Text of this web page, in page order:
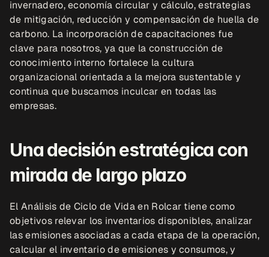
invernadero, economía circular y cálculo, estrategias
de mitigación, reducción y compensación de huella de
carbono. La incorporación de capacitaciones fue
clave para nosotros, ya que la construcción de
conocimiento interno fortalece la cultura
organizacional orientada a la mejora sustentable y
continua que buscamos inculcar en todas las
empresas.
Una decisión estratégica con
mirada de largo plazo
El Análisis de Ciclo de Vida en Rolcar tiene como
objetivos relevar los inventarios disponibles, analizar
las emisiones asociadas a cada etapa de la operación,
calcular el inventario de emisiones y consumos, y